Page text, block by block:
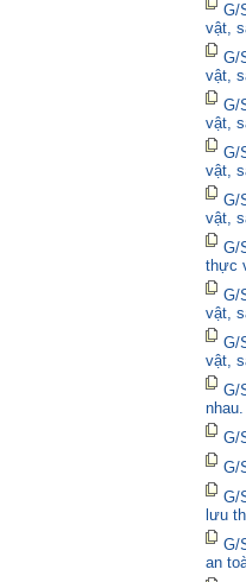
G/
vật,
G/
vật,
G/
vật,
G/
vật,
G/
vật,
G/
thực
G/
vật,
G/
vật,
G/
nhau.
G/
G/
G/
lưu
G/
an